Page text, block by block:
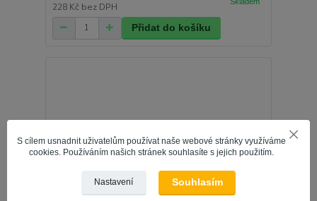
228 Kč bez DPH
Přidat do košíku
S cílem usnadnit uživatelům používat naše webové stránky využíváme
cookies. Používáním našich stránek souhlasíte s jejich použitím.
Nastavení Souhlasím